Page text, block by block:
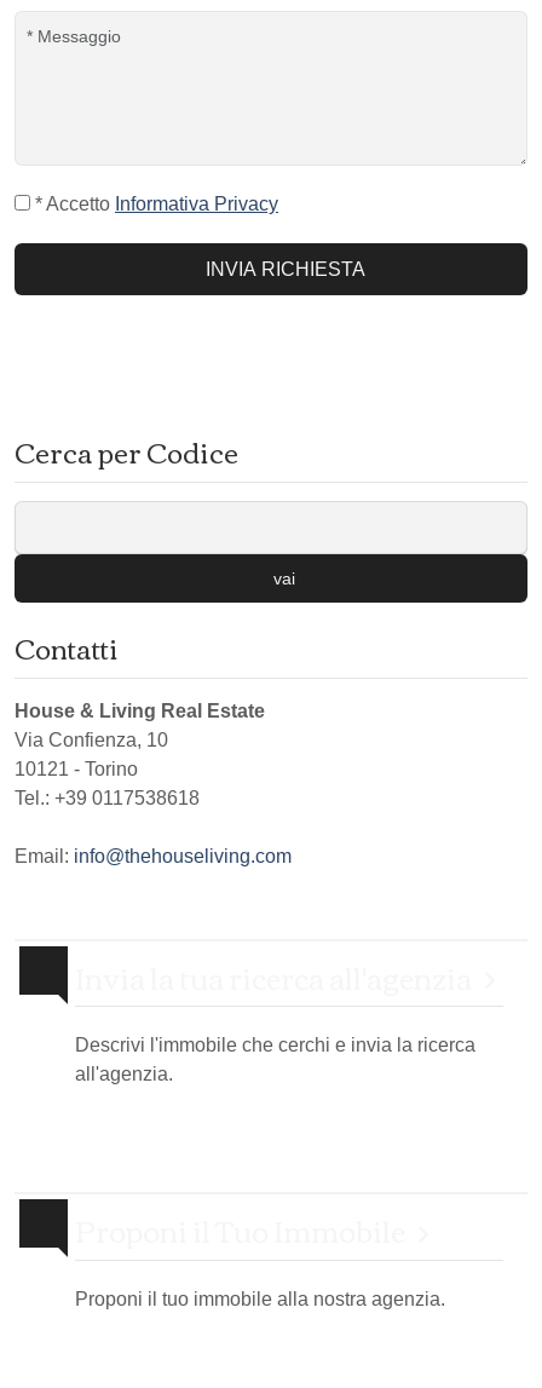
* Accetto Informativa Privacy
INVIA RICHIESTA
Cerca per Codice
vai
Contatti
House & Living Real Estate
Via Confienza, 10
10121 - Torino
Tel.: +39 0117538618
Email: info@thehouseliving.com
Descrivi l'immobile che cerchi e invia la ricerca
all'agenzia.
Proponi il tuo immobile alla nostra agenzia.